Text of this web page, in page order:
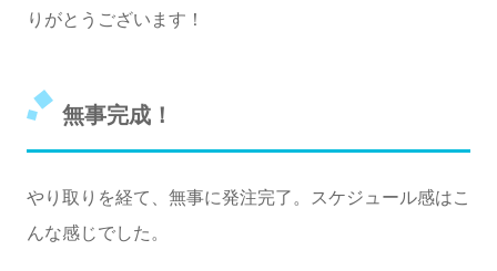
りがとうございます！
無事完成！
やり取りを経て、無事に発注完了。スケジュール感はこ
んな感じでした。